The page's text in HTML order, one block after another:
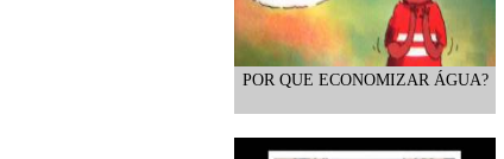
POR QUE ECONOMIZAR ÁGUA?